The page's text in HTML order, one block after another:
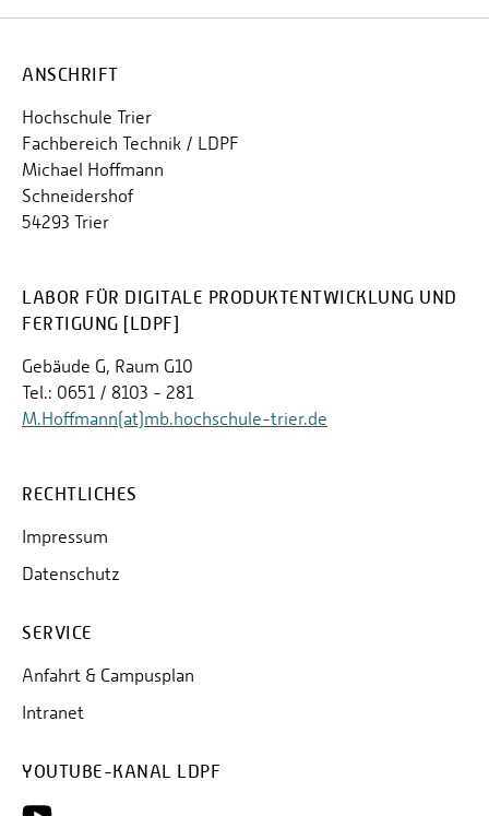
ANSCHRIFT
Hochschule Trier
Fachbereich Technik / LDPF
Michael Hoffmann
Schneidershof
54293 Trier
LABOR FÜR DIGITALE PRODUKTENTWICKLUNG UND
FERTIGUNG [LDPF]
Gebäude G, Raum G10
Tel.: 0651 / 8103 - 281
M.Hoffmann(at)mb.hochschule-trier.de
RECHTLICHES
Impressum
Datenschutz
SERVICE
Anfahrt & Campusplan
Intranet
YOUTUBE-KANAL LDPF